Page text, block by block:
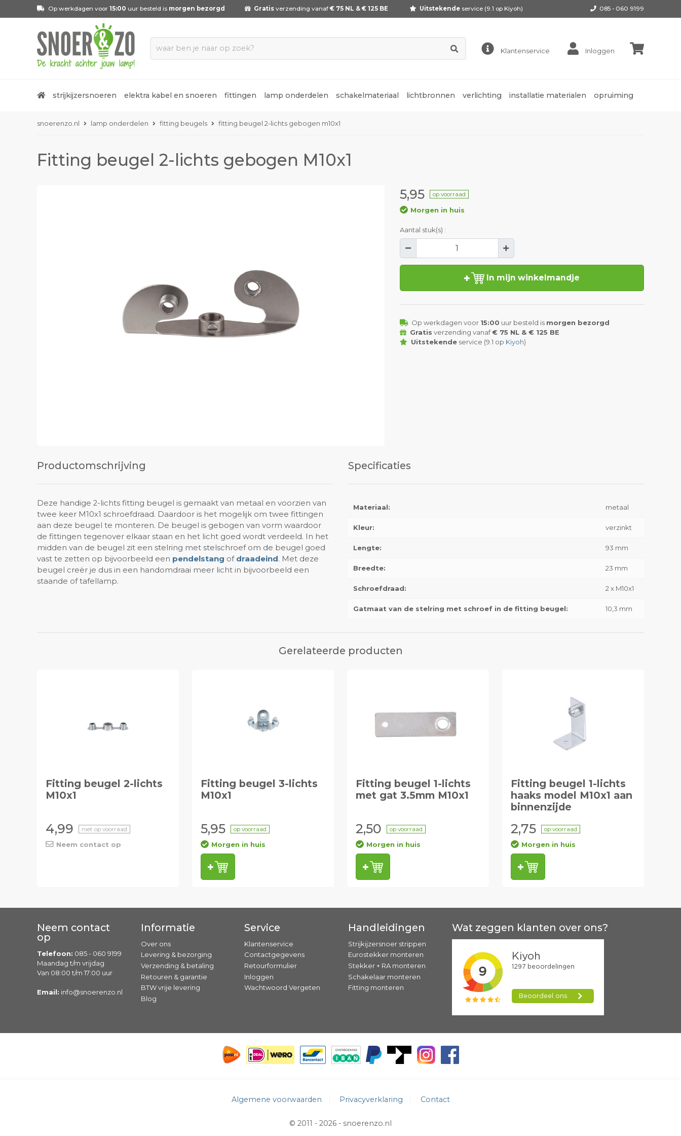
Op werkdagen voor 15:00 uur besteld is morgen bezorgd Gratis verzending vanaf € 75 NL & € 125 BE Uitstekendeservice (9.1 op Kiyoh) 085 - 060 9199
Klantenservice Inloggen
strijkijzersnoeren elektra kabel en snoeren fittingen lamp onderdelen schakelmateriaal lichtbronnen verlichting installatie materialen opruiming
snoerenzo.nl lamp onderdelen fitting beugels fitting beugel 2-lichts gebogen m10x1
Fitting beugel 2-lichts gebogen M10x1
5,95 op voorraad
Morgen in huis
Aantal stuk(s) :
In mijn winkelmandje
Op werkdagen voor 15:00 uur besteld is morgen bezorgd
Gratis verzending vanaf€ 75 NL & € 125 BE
Uitstekendeservice (9.1 op Kiyoh)
Productomschrijving
Deze handige 2-lichts fitting beugel is gemaakt van metaal en voorzien van
twee keer M10x1 schroefdraad. Daardoor is het mogelijk om twee fittingen
aan deze beugel te monteren. De beugel is gebogen van vorm waardoor
de fittingen tegenover elkaar staan en het licht goed wordt verdeeld. In het
midden van de beugel zit een stelring met stelschroef om de beugel goed
vast te zetten op bijvoorbeeld een pendelstang of draadeind. Met deze
beugel creër je dus in een handomdraai meer licht in bijvoorbeeld een
staande of tafellamp.
Specificaties
Materiaal: metaal
Kleur: verzinkt
Lengte: 93 mm
Breedte: 23 mm
Schroefdraad: 2 x M10x1
Gatmaat van de stelring met schroef in de fitting beugel: 10,3 mm
Gerelateerde producten
Fitting beugel 2-lichts
M10x1
4,99 niet op voorraad
Neem contact op
Fitting beugel 3-lichts
M10x1
5,95 op voorraad
Morgen in huis
Fitting beugel 1-lichts
met gat 3.5mm M10x1
2,50 op voorraad
Morgen in huis
Fitting beugel 1-lichts
haaks model M10x1 aan
binnenzijde
2,75 op voorraad
Morgen in huis
Neem contact
op
Telefoon: 085 - 060 9199
Maandag t/m vrijdag
Van 08:00 t/m 17:00 uur
Email: info@snoerenzo.nl
Informatie
Over ons
Levering & bezorging
Verzending & betaling
Retouren & garantie
BTW vrije levering
Blog
Service
Klantenservice
Contactgegevens
Retourformulier
Inloggen
Wachtwoord Vergeten
Handleidingen
Strijkijzersnoer strippen
Eurostekker monteren
Stekker + RA monteren
Schakelaar monteren
Fitting monteren
Wat zeggen klanten over ons?
Algemene voorwaarden Privacyverklaring Contact
© 2011 - 2026 - snoerenzo.nl